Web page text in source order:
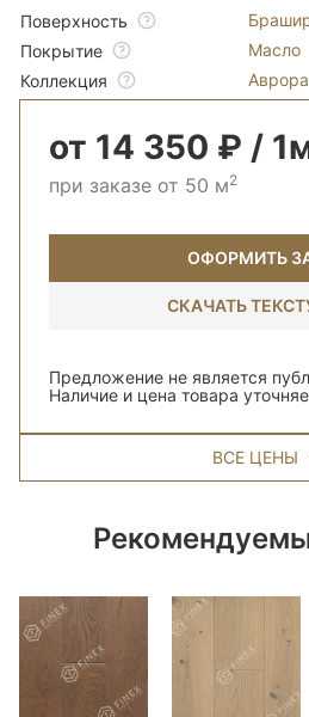
Поверхность
Покрытие
Масло
Коллекция
Аврора
от 14 350 ₽ /
при заказе от 50 м2
ОФОРМИТЬ
СКАЧАТЬ
Предложение не является
Наличие и цена товара
ВСЕ ЦЕНЫ